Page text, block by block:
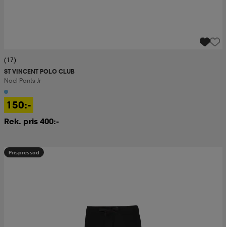
(17)
ST VINCENT POLO CLUB
Noel Pants Jr
150:-
Rek. pris 400:-
Prispressad